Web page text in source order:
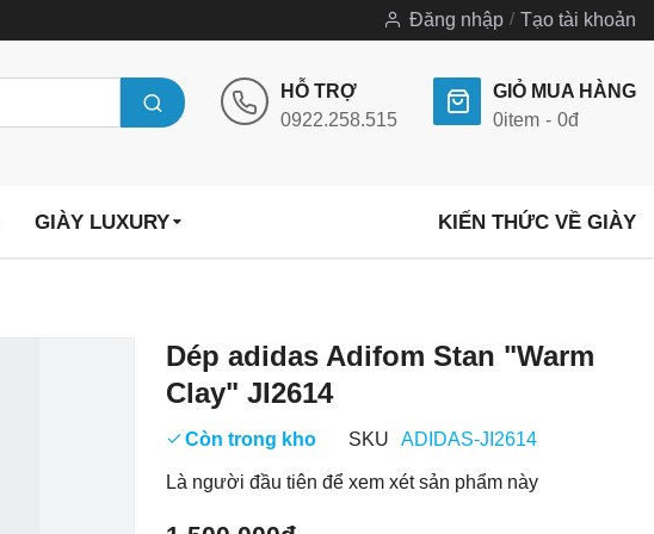
Đăng nhập Tạo tài khoản
HỖ TRỢ
0922.258.515
GIỎ MUA HÀNG
0item 0đ
GIÀY LUXURY KIẾN THỨC VỀ GIÀY
Dép adidas Adifom Stan "Warm
Clay" JI2614
Còn trong kho SKU ADIDAS-JI2614
Là người đầu tiên để xem xét sản phẩm này
Chuyển
phần